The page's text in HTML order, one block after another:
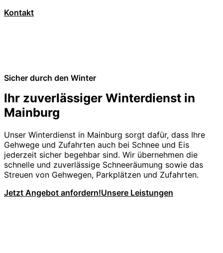
Kontakt
Sicher durch den Winter
Ihr zuverlässiger Winterdienst in
Mainburg
Unser Winterdienst in Mainburg sorgt dafür, dass Ihre
Gehwege und Zufahrten auch bei Schnee und Eis
jederzeit sicher begehbar sind. Wir übernehmen die
schnelle und zuverlässige Schneeräumung sowie das
Streuen von Gehwegen, Parkplätzen und Zufahrten.
Jetzt Angebot anfordern!Unsere Leistungen